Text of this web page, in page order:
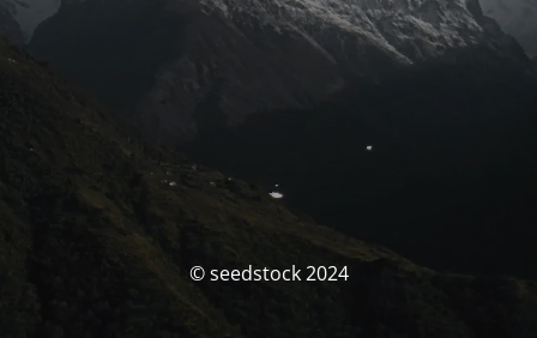
© seedstock 2024